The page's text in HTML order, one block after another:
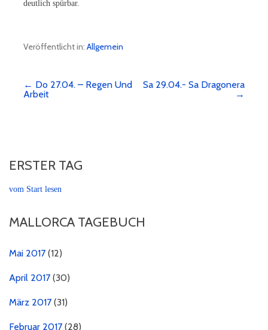
deutlich spürbar.
Veröffentlicht in: Allgemein
Beitragsnavigation
← Do 27.04. – Regen Und
Arbeit
Sa 29.04.- Sa Dragonera
→
ERSTER TAG
vom Start lesen
MALLORCA TAGEBUCH
Mai 2017 (12)
April 2017 (30)
März 2017 (31)
Februar 2017 (28)